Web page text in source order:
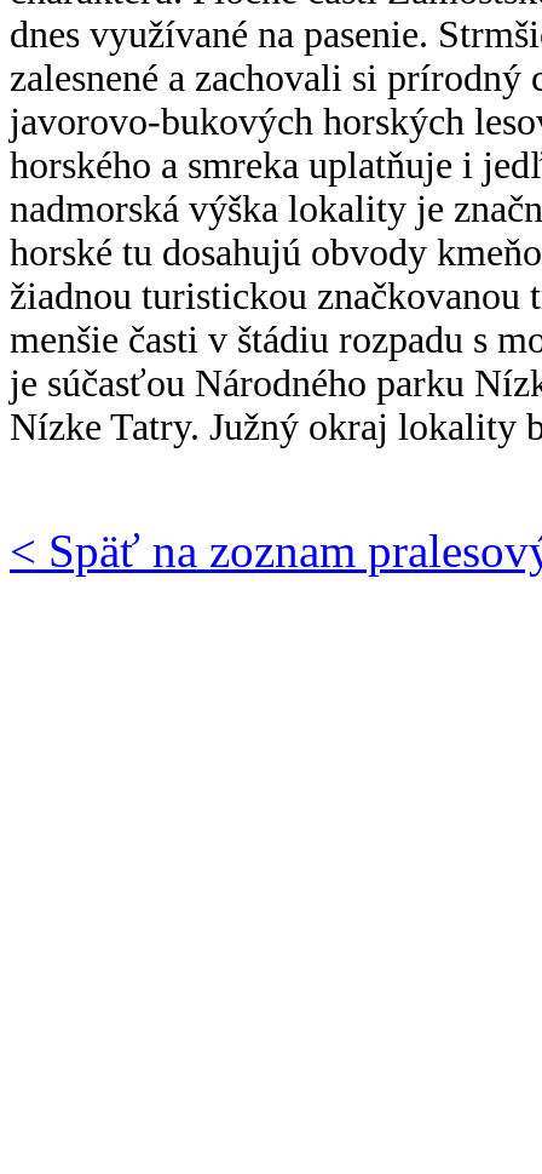
dnes využívané na pasenie.
zalesnené a zachovali si prírodný
javorovo-bukových horských
horského a smreka uplatňuje i
nadmorská výška lokality je
horské tu dosahujú obvody
žiadnou turistickou značkovanou
menšie časti v štádiu rozpadu s
je súčasťou Národného parku
Nízke Tatry. Južný okraj lokality
< Späť na zoznam